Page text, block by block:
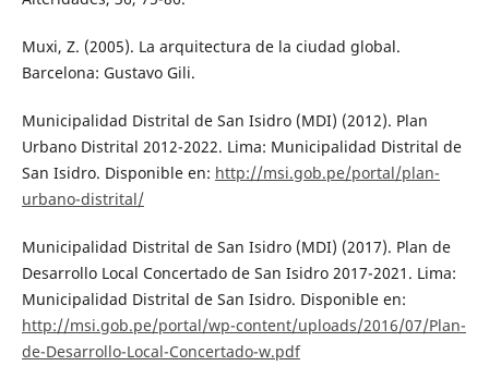
Muxi, Z. (2005). La arquitectura de la ciudad global.
Barcelona: Gustavo Gili.
Municipalidad Distrital de San Isidro (MDI) (2012). Plan
Urbano Distrital 2012-2022. Lima: Municipalidad Distrital de
San Isidro. Disponible en: http://msi.gob.pe/portal/plan-
urbano-distrital/
Municipalidad Distrital de San Isidro (MDI) (2017). Plan de
Desarrollo Local Concertado de San Isidro 2017-2021. Lima:
Municipalidad Distrital de San Isidro. Disponible en:
http://msi.gob.pe/portal/wp-content/uploads/2016/07/Plan-
de-Desarrollo-Local-Concertado-w.pdf